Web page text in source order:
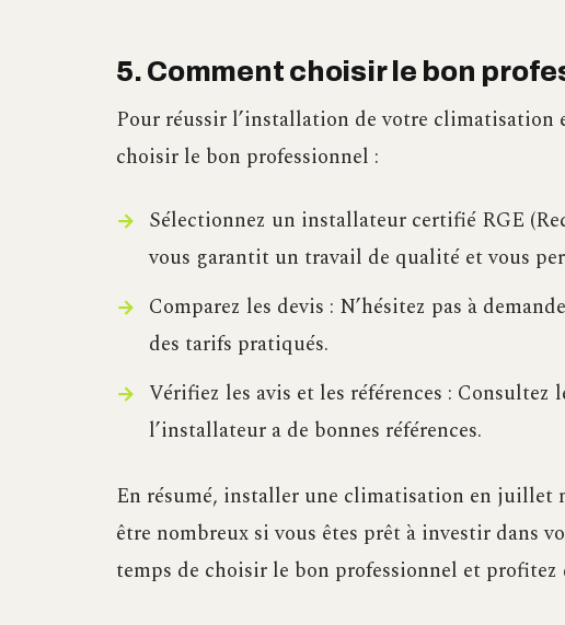
5. Comment choisir le bon
Pour réussir l’installation de votre
choisir le bon professionnel :
Sélectionnez un installateur certifié RGE
vous garantit un travail de qualité et vous
Comparez les devis : N’hésitez pas à
des tarifs pratiqués.
Vérifiez les avis et les références : Consultez
l’installateur a de bonnes références.
En résumé, installer une climatisation en juillet
être nombreux si vous êtes prêt à investir dans
temps de choisir le bon professionnel et profitez